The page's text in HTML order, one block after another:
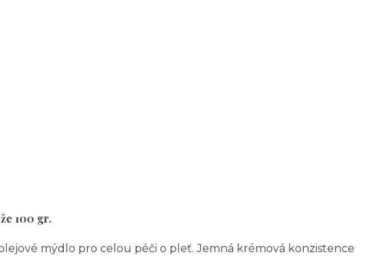
100 gr.
mýdlo pro celou péči o pleť. Jemná krémová konzistence